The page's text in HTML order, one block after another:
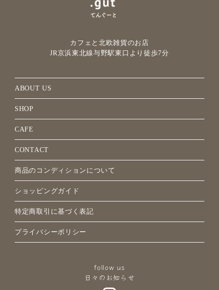
カフェと北欧雑貨のお店
JR京浜東北線与野駅東口より徒歩7分
ABOUT US
SHOP
CAFE
CONTACT
商品のコンディションについて
ショッピングガイド
特定商取引に基づく表記
プライバシーポリシー
follow us
日々のお知らせ